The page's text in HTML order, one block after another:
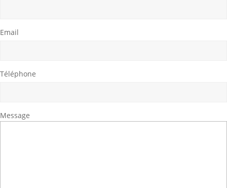
Email
Téléphone
Message